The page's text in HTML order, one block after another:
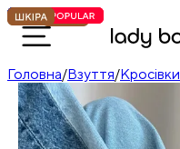
Головна/Взуття/Кросівки